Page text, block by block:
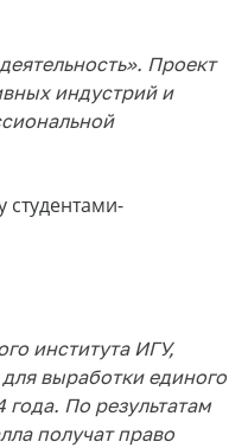
Проект
индустрий и
студентами-
института ИГУ,
выработки единого
По результатам
получат право